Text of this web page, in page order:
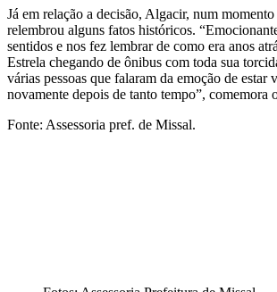
Já em relação a decisão, Algacir, num
relembrou alguns fatos históricos.
sentidos e nos fez lembrar de como era anos
Estrela chegando de ônibus com toda sua
várias pessoas que falaram da emoção de estar
novamente depois de tanto tempo”, comemora
Fonte: Assessoria pref. de Missal.